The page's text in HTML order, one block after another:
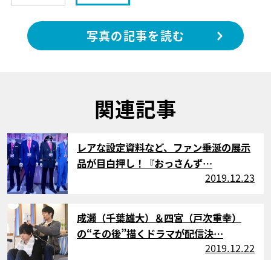
写真の記事を読む
関連記事
サムネイル
レアな設定資料など、ファン垂涎の展示
品が目白押し！『おっさんず…
2019.12.23
サムネイル
成瀬（千葉雄大）＆四宮（戸次重幸）
の“その後”描くドラマが配信決…
2019.12.22